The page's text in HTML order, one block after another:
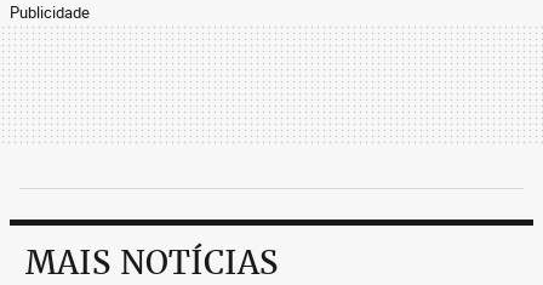
Publicidade
MAIS NOTÍCIAS